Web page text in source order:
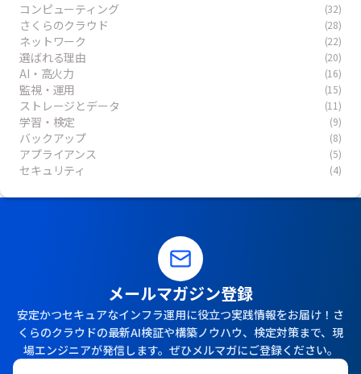
コンピューティング (32)
さくらのクラウド (28)
ネットワーク (22)
選ばれる理由 (20)
AI・高火力 (16)
監視・運用 (15)
ストレージとデータ (11)
学習・検定 (9)
バックアップ (8)
アプライアンス (5)
セキュリティ (4)
メールマガジン登録
安定かつセキュアなインフラ運用に役立つ実践情報をお届け！さ
くらのクラウドの最新AI検証や構築ノウハウ、検定対策まで、現
場エンジニアが発信します。ぜひメルマガにご登録ください。